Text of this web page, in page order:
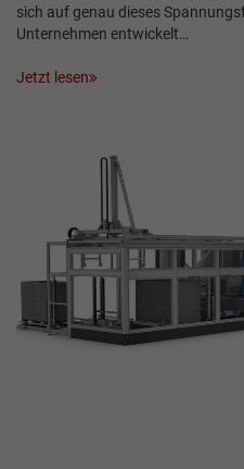
sich auf genau dieses
Unternehmen entwickelt…
Jetzt lesen